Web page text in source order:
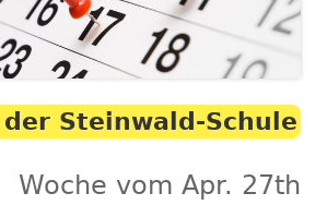
Steinwald-Schule
Woche vom Apr. 27th